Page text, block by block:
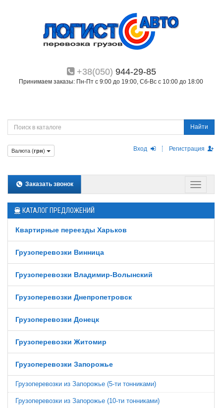
+38(050) 944-29-85
Принимаем заказы: Пн-Пт с 9:00 до 19:00, Сб-Вс с 10:00 до 18:00
Найти
Вход Регистрация
Валюта (грн)
Заказать звонок
КАТАЛОГ ПРЕДЛОЖЕНИЙ
Квартирные переезды Харьков
Грузоперевозки Винница
Грузоперевозки Владимир-Волынский
Грузоперевозки Днепропетровск
Грузоперевозки Донецк
Грузоперевозки Житомир
Грузоперевозки Запорожье
Грузоперевозки из Запорожье (5-ти тонниками)
Грузоперевозки из Запорожье (10-ти тонниками)